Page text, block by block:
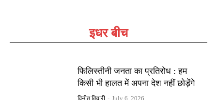
इधर बीच
फिलिस्तीनी जनता का प्रतिरोध : हम
किसी भी हालत में अपना देश नहीं छोड़ेंगे
विनीत तिवारी - July 6, 2026